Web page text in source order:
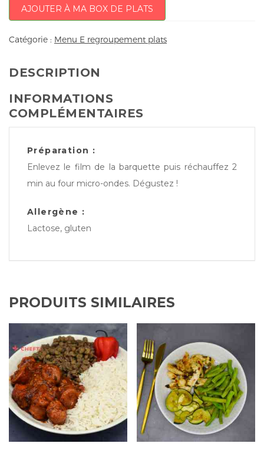
AJOUTER À MA BOX DE PLATS
Catégorie : Menu E regroupement plats
DESCRIPTION
INFORMATIONS
COMPLÉMENTAIRES
Préparation :
Enlevez le film de la barquette puis réchauffez 2
min au four micro-ondes. Dégustez !
Allergène :
Lactose, gluten
PRODUITS SIMILAIRES